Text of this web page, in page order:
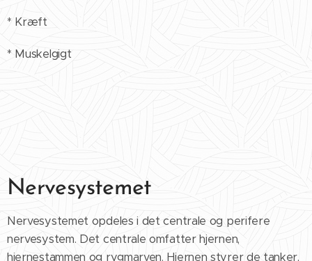
* Kræft
* Muskelgigt
Nervesystemet
Nervesystemet opdeles i det centrale og perifere
nervesystem. Det centrale omfatter hjernen,
hjernestammen og rygmarven. Hjernen styrer de tanker,